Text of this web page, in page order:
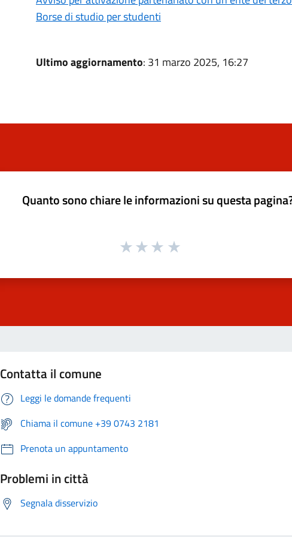
Borse di studio per studenti
Ultimo aggiornamento: 31 marzo 2025, 16:27
Quanto sono chiare le informazioni su questa
Contatta il comune
Leggi le domande frequenti
Chiama il comune +39 0743 2181
Prenota un appuntamento
Problemi in città
Segnala disservizio